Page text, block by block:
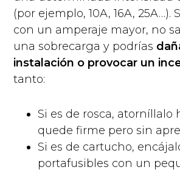
(por ejemplo, 10A, 16A, 25A…).
con un amperaje mayor, no
una sobrecarga y podrías
instalación o provocar un
tanto:
Si es de rosca, atorníllalo
quede firme pero sin
Si es de cartucho,
portafusibles con un